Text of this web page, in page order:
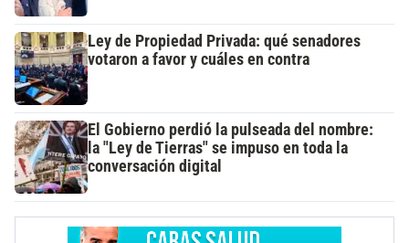
Ley de Propiedad Privada: qué senadores
votaron a favor y cuáles en contra
El Gobierno perdió la pulseada del nombre:
la "Ley de Tierras" se impuso en toda la
conversación digital